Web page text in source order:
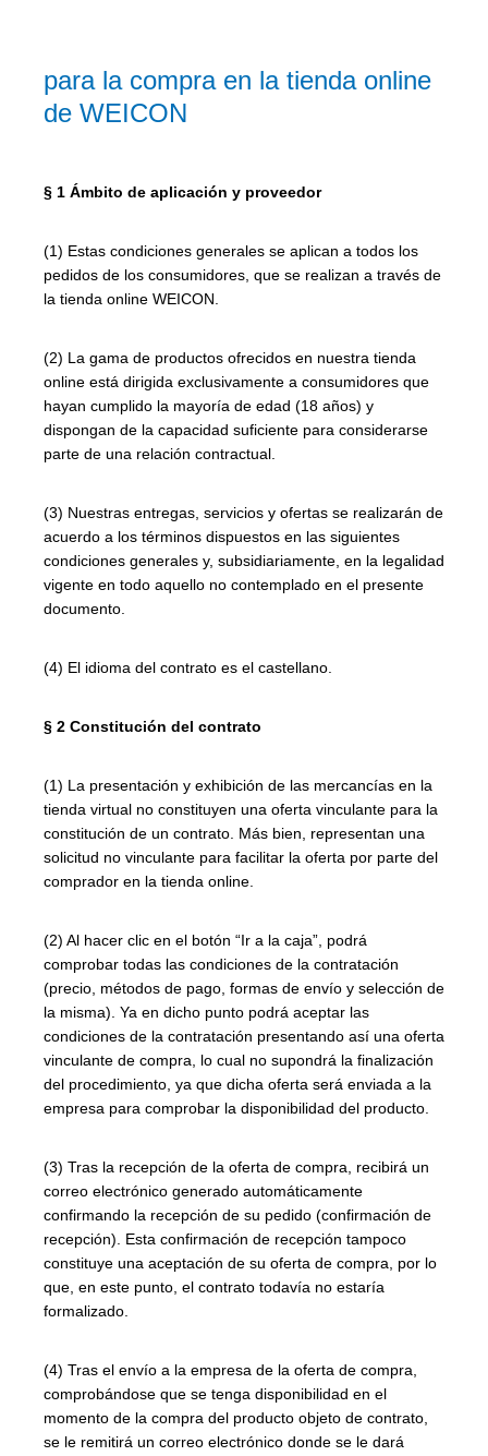
para la compra en la tienda online
de WEICON
§ 1 Ámbito de aplicación y proveedor
(1) Estas condiciones generales se aplican a todos los
pedidos de los consumidores, que se realizan a través de
la tienda online WEICON.
(2) La gama de productos ofrecidos en nuestra tienda
online está dirigida exclusivamente a consumidores que
hayan cumplido la mayoría de edad (18 años) y
dispongan de la capacidad suficiente para considerarse
parte de una relación contractual.
(3) Nuestras entregas, servicios y ofertas se realizarán de
acuerdo a los términos dispuestos en las siguientes
condiciones generales y, subsidiariamente, en la legalidad
vigente en todo aquello no contemplado en el presente
documento.
(4) El idioma del contrato es el castellano.
§ 2 Constitución del contrato
(1) La presentación y exhibición de las mercancías en la
tienda virtual no constituyen una oferta vinculante para la
constitución de un contrato. Más bien, representan una
solicitud no vinculante para facilitar la oferta por parte del
comprador en la tienda online.
(2) Al hacer clic en el botón “Ir a la caja”, podrá
comprobar todas las condiciones de la contratación
(precio, métodos de pago, formas de envío y selección de
la misma). Ya en dicho punto podrá aceptar las
condiciones de la contratación presentando así una oferta
vinculante de compra, lo cual no supondrá la finalización
del procedimiento, ya que dicha oferta será enviada a la
empresa para comprobar la disponibilidad del producto.
(3) Tras la recepción de la oferta de compra, recibirá un
correo electrónico generado automáticamente
confirmando la recepción de su pedido (confirmación de
recepción). Esta confirmación de recepción tampoco
constituye una aceptación de su oferta de compra, por lo
que, en este punto, el contrato todavía no estaría
formalizado.
(4) Tras el envío a la empresa de la oferta de compra,
comprobándose que se tenga disponibilidad en el
momento de la compra del producto objeto de contrato,
se le remitirá un correo electrónico donde se le dará